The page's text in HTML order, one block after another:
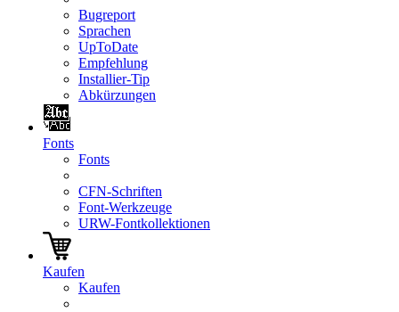
Bugreport
Sprachen
UpToDate
Empfehlung
Installier-Tip
Abkürzungen
Fonts
Fonts
CFN-Schriften
Font-Werkzeuge
URW-Fontkollektionen
Kaufen
Kaufen